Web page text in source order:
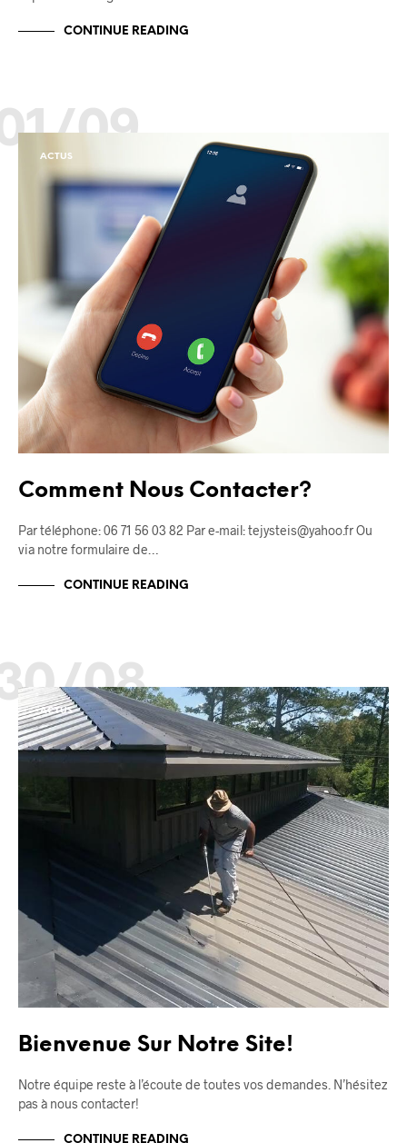
CONTINUE READING
09
ACTUS
Comment Nous Contacter?
Par téléphone: 06 71 56 03 82 Par e-mail: tejysteis@yahoo.fr Ou
via notre formulaire de…
CONTINUE READING
08
ACTUS
Bienvenue Sur Notre Site!
Notre équipe reste à l’écoute de toutes vos demandes. N’hésitez
pas à nous contacter!
CONTINUE READING